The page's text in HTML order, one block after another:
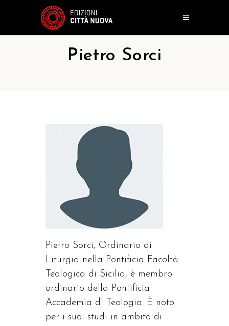
Pietro Sorci
Pietro Sorci, Ordinario di
Liturgia nella Pontificia Facoltà
Teologica di Sicilia, è membro
ordinario della Pontificia
Accademia di Teologia. È noto
per i suoi studi in ambito di